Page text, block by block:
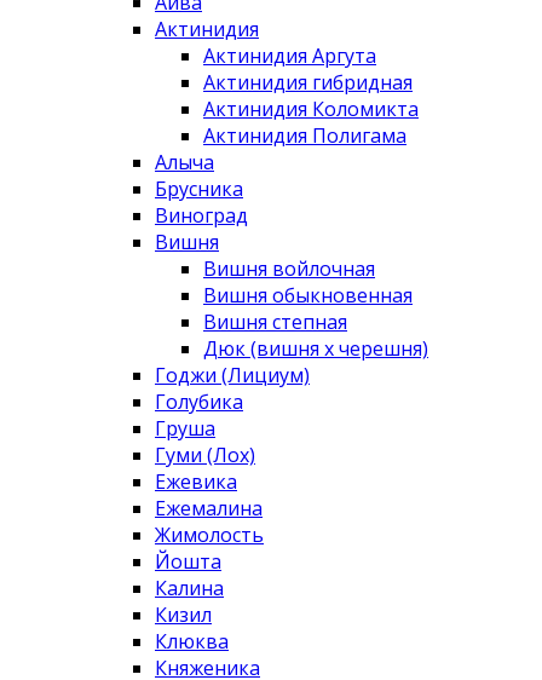
Актинидия
Актинидия Аргута
Актинидия гибридная
Актинидия Коломикта
Актинидия Полигама
Алыча
Брусника
Виноград
Вишня
Вишня войлочная
Вишня обыкновенная
Вишня степная
Дюк (вишня х черешня)
Годжи (Лициум)
Голубика
Груша
Гуми (Лох)
Ежевика
Ежемалина
Жимолость
Йошта
Калина
Кизил
Клюква
Княженика